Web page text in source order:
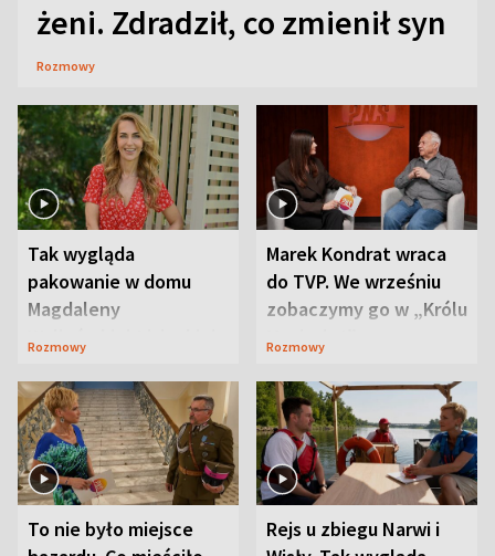
żeni. Zdradził, co zmienił syn
Rozmowy
Tak wygląda
pakowanie w domu
Magdaleny
Waligórskiej-Lisieckiej.
Rozmowy
Marek Kondrat wraca
do TVP. We wrześniu
zobaczymy go w „Królu
Maciusiu I”
Rozmowy
To nie było miejsce
Rejs u zbiegu Narwi i